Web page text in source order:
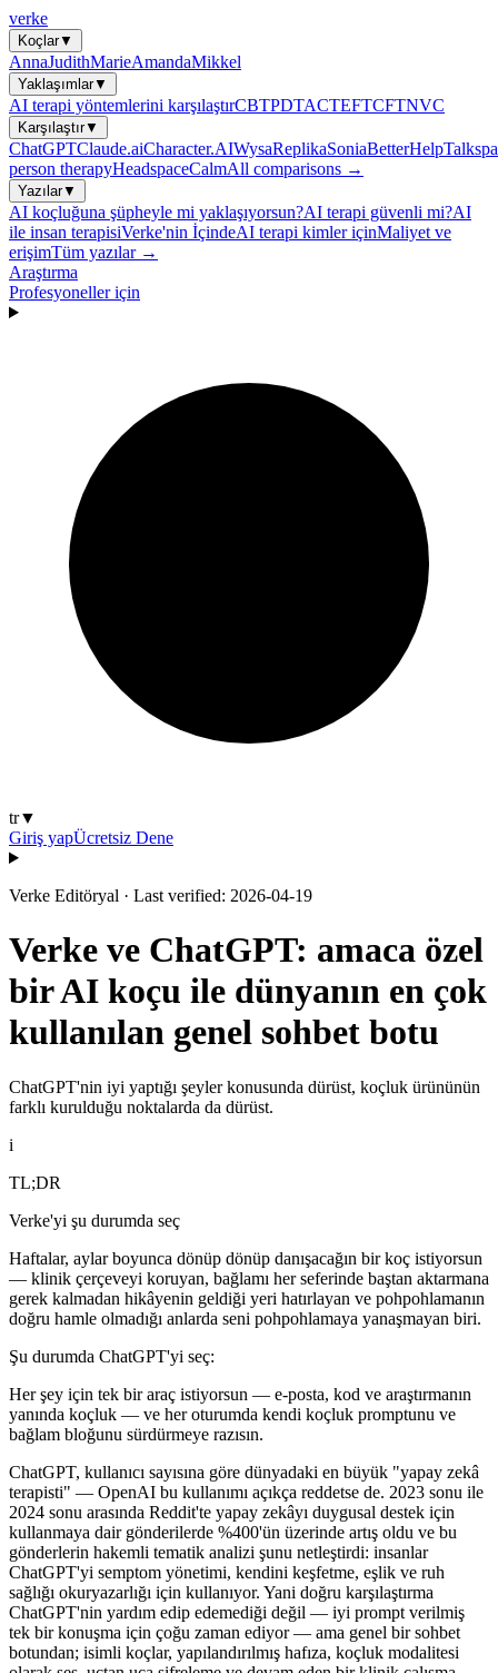
verke
Koçlar▼
AnnaJudithMarieAmandaMikkel
Yaklaşımlar▼
AI terapi yöntemlerini karşılaştırCBTPDTACTEFTCFTNVC
Karşılaştır▼
ChatGPTClaude.aiCharacter.AIWysaReplikaSoniaBetterHelp
person therapyHeadspaceCalmAll comparisons →
Yazılar▼
AI koçluğuna şüpheyle mi yaklaşıyorsun?AI terapi güvenli mi?AI
ile insan terapisiVerke'nin İçindeAI terapi kimler içinMaliyet ve
erişimTüm yazılar →
Araştırma
Profesyoneller için
tr▼
Giriş yapÜcretsiz Dene
Verke Editöryal · Last verified: 2026-04-19
Verke ve ChatGPT: amaca özel
bir AI koçu ile dünyanın en çok
kullanılan genel sohbet botu
ChatGPT'nin iyi yaptığı şeyler konusunda dürüst, koçluk ürününün
farklı kurulduğu noktalarda da dürüst.
i
TL;DR
Verke'yi şu durumda seç
Haftalar, aylar boyunca dönüp dönüp danışacağın bir koç istiyorsun
— klinik çerçeveyi koruyan, bağlamı her seferinde baştan aktarmana
gerek kalmadan hikâyenin geldiği yeri hatırlayan ve pohpohlamanın
doğru hamle olmadığı anlarda seni pohpohlamaya yanaşmayan biri.
Şu durumda ChatGPT'yi seç:
Her şey için tek bir araç istiyorsun — e-posta, kod ve araştırmanın
yanında koçluk — ve her oturumda kendi koçluk promptunu ve
bağlam bloğunu sürdürmeye razısın.
ChatGPT, kullanıcı sayısına göre dünyadaki en büyük "yapay zekâ
terapisti" — OpenAI bu kullanımı açıkça reddetse de. 2023 sonu ile
2024 sonu arasında Reddit'te yapay zekâyı duygusal destek için
kullanmaya dair gönderilerde %400'ün üzerinde artış oldu ve bu
gönderlerin hakemli tematik analizi şunu netleştirdi: insanlar
ChatGPT'yi semptom yönetimi, kendini keşfetme, eşlik ve ruh
sağlığı okuryazarlığı için kullanıyor. Yani doğru karşılaştırma
ChatGPT'nin yardım edip edemediği değil — iyi prompt verilmiş
tek bir konuşma için çoğu zaman ediyor — ama genel bir sohbet
botundan; isimli koçlar, yapılandırılmış hafıza, koçluk modalitesi